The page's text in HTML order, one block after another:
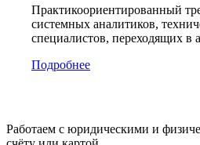
Практикоориентированный
системных аналитиков,
специалистов, переходящих в
Подробнее
Работаем с юридическими и